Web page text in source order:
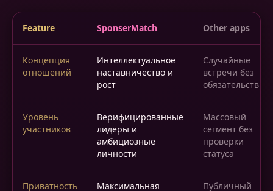
Feature SponserMatch Other apps
Концепция
отношений
Интеллектуальное
наставничество и
рост
Случайные
встречи без
обязательств
Уровень
участников
Верифицированные
лидеры и
амбициозные
личности
Массовый
сегмент без
проверки
статуса
Приватность Максимальная Публичный